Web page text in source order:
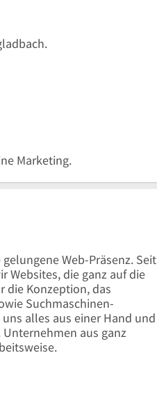
Marketing.
Web-Präsenz. Seit
Websites, die ganz auf die
die Konzeption, das
Suchmaschinen-
alles aus einer Hand und
aus ganz